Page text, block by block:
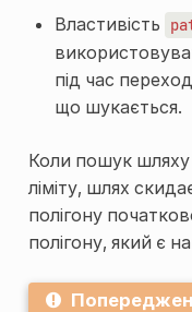
Властивість
під час
що шукається.
Коли пошук шляху
ліміту, шлях
полігону
полігону, який є